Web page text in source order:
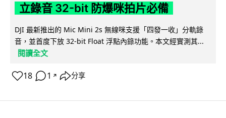
立錄音 32-bit 防爆咪拍片必備
DJI 最新推出的 Mic Mini 2s 無線咪支援「四發一收」分軌錄
音，並首度下放 32-bit Float 浮點內錄功能。本文經實測其...
閱讀全文
18 1 ↗ 分享